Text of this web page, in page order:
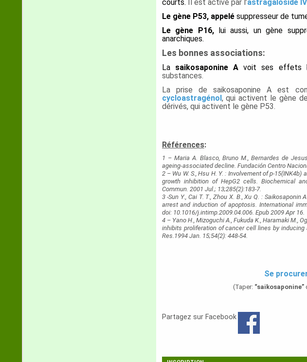
courts. Il est activé parl’astragaloside IV
Le gène P53, appelésuppresseur de
Le gène P16,lui aussi, un gène
anarchiques.
Les bonnes associations:
La saikosaponine A voit ses effets
substances.
La prise de saikosaponine A est con
cycloastragénol, qui activent le gène
dérivés, qui activent le gène P53.
Références:
1 – Maria A. Blasco, Bruno M., Bernardes de
ageing‐associated decline. Fundación Centro
2 – Wu W. S., Hsu H. Y. : Involvement of p-
growth inhibition of HepG2 cells. Biochemical
Commun. 2001 Jul.; 13;285(2):183-7.
3 -Sun Y., Cai T. T., Zhou X. B., Xu Q. :
arrest and induction of apoptosis. International
doi: 10.1016/j.intimp.2009.04.006. Epub 2009 Apr 16.
4 – Yano H., Mizoguchi A., Fukuda K., Haramaki M.,
inhibits proliferation of cancer cell lines by
Res.1994 Jan. 15;54(2): 448-54.
Se
(Taper: “saikosaponine”
Partagez sur Facebook